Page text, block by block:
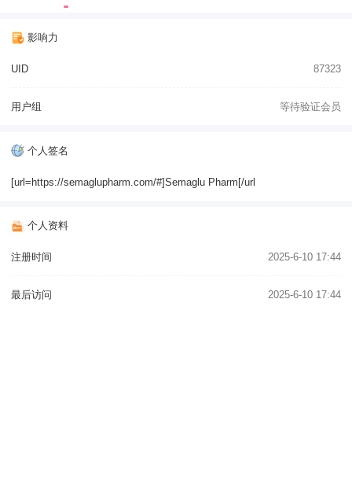
影响力
UID 87323
用户组 等待验证会员
个人签名
[url=https://semaglupharm.com/#]Semaglu Pharm[/url
个人资料
注册时间 2025-6-10 17:44
最后访问 2025-6-10 17:44